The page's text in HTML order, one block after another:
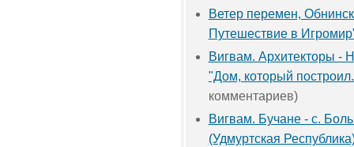
Ветер перемен,
Путешествие в
Вигвам. Архитекторы -
"Дом, который
комментариев)
Вигвам. Бучане - с.
(Удмуртская